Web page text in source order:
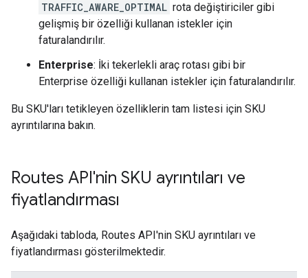
TRAFFIC_AWARE_OPTIMAL rota değiştiriciler gibi
gelişmiş bir özelliği kullanan istekler için
faturalandırılır.
Enterprise: İki tekerlekli araç rotası gibi bir
Enterprise özelliği kullanan istekler için faturalandırılır.
Bu SKU'ları tetikleyen özelliklerin tam listesi için SKU
ayrıntılarına bakın.
Routes API'nin SKU ayrıntıları ve
fiyatlandırması
Aşağıdaki tabloda, Routes API'nin SKU ayrıntıları ve
fiyatlandırması gösterilmektedir.